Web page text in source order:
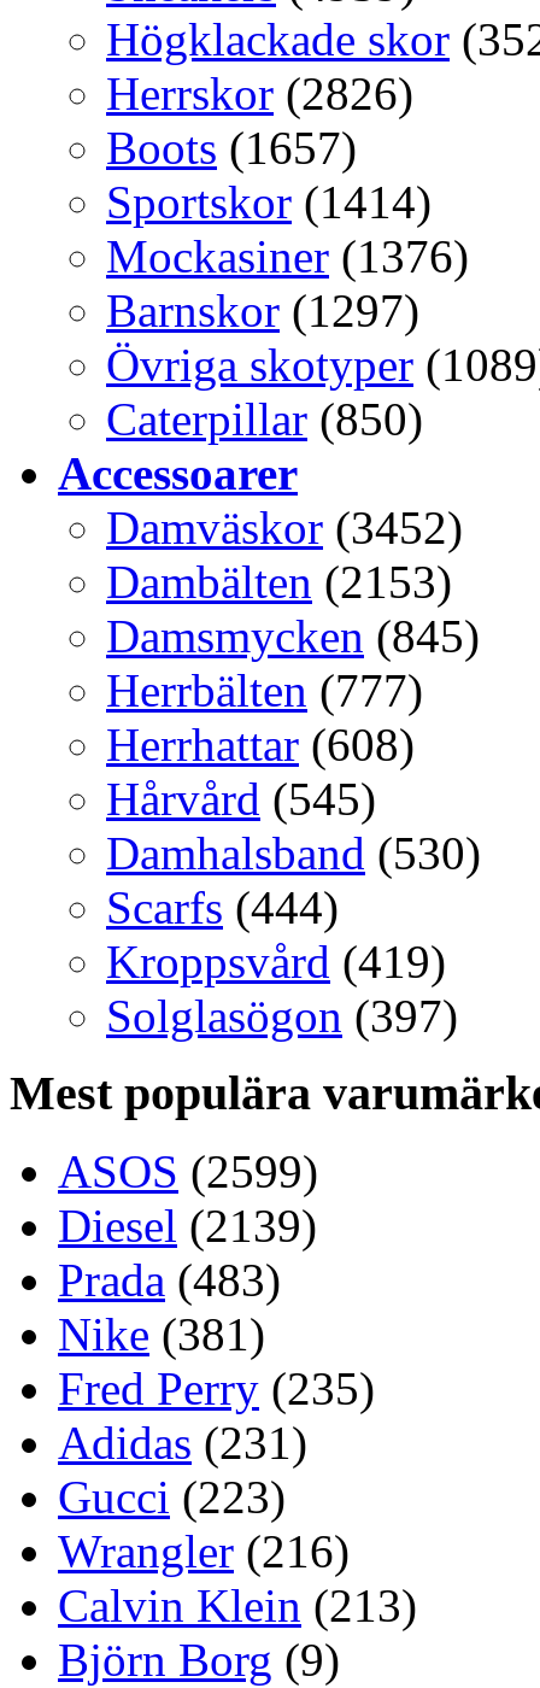
Högklackade skor
Herrskor (2826)
Boots (1657)
Sportskor (1414)
Mockasiner (1376)
Barnskor (1297)
Övriga skotyper
Caterpillar (850)
Accessoarer
Damväskor (3452)
Dambälten (2153)
Damsmycken (845)
Herrbälten (777)
Herrhattar (608)
Hårvård (545)
Damhalsband (530)
Scarfs (444)
Kroppsvård (419)
Solglasögon (397)
Mest populära
ASOS (2599)
Diesel (2139)
Prada (483)
Nike (381)
Fred Perry (235)
Adidas (231)
Gucci (223)
Wrangler (216)
Calvin Klein (213)
Björn Borg (9)